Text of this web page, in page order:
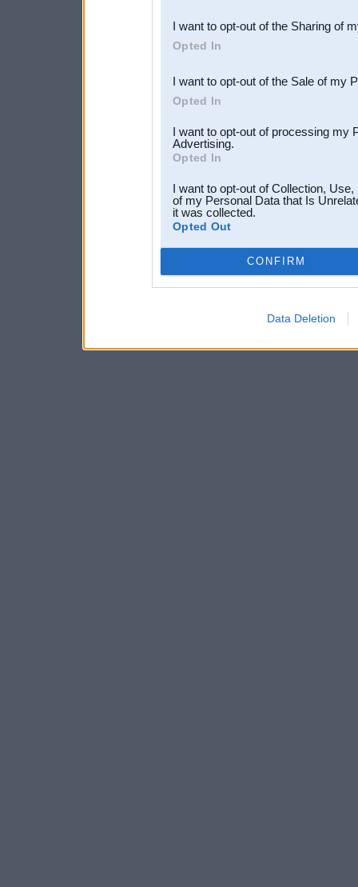
Downstream Participants
third parties.
I want to opt-out of the Sharing of
Opted In
I want to opt-out of the Sale of my
Opted In
I want to opt-out of processing my
Advertising.
Opted In
I want to opt-out of Collection,
of my Personal Data that Is
it was collected.
Opted Out
CONFIRM
Data Deletion